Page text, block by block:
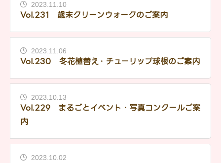
Vol.231 歳末クリーンウォークのご案内
2023.11.10
Vol.230 冬花植替え・チューリップ球根のご案内
2023.11.06
Vol.229 まるごとイベント・写真コンクールご案
内
2023.10.13
2023.10.02